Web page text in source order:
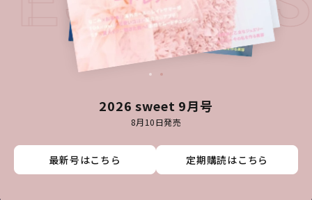
2026 sweet 9月号
8月10日発売
最新号はこちら 定期購読はこちら
最新号はこちら 定期購読はこちら
最新号はこちら 定期購読はこちら
最新号はこちら 定期購読はこちら